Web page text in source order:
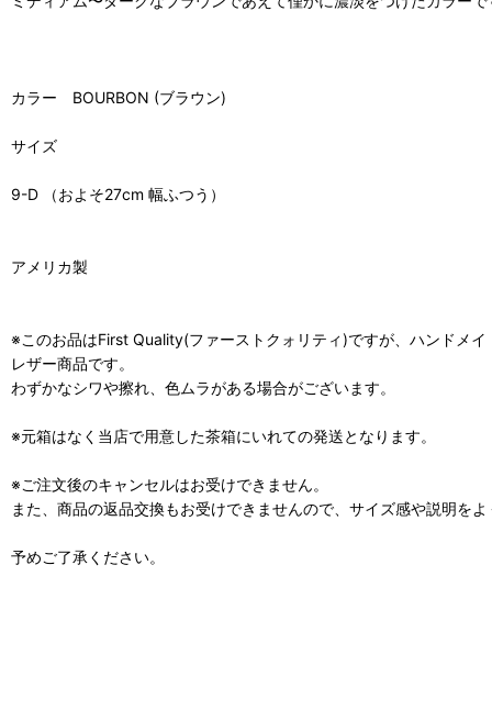
カラー BOURBON (ブラウン)
サイズ
9-D （およそ27cm 幅ふつう）
アメリカ製
※このお品はFirst Quality(ファーストクォリティ)ですが、ハンドメ
レザー商品です。
わずかなシワや擦れ、色ムラがある場合がございます。
※元箱はなく当店で用意した茶箱にいれての発送となります。
※ご注文後のキャンセルはお受けできません。
また、商品の返品交換もお受けできませんので、サイズ感や説明を
予めご了承ください。